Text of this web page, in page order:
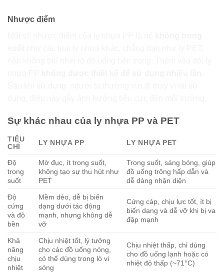
Nhược điểm
Sự khác nhau của ly nhựa PP và PET
TIÊU
CHÍ
LY NHỰA PP LY NHỰA PET
Độ
trong
suốt
Mờ đục, ít trong suốt,
không tạo sự thu hút như
PET
Trong suốt, sáng bóng, giúp
đồ uống trông hấp dẫn và
dễ dàng nhận diện
Độ
cứng
và độ
bền
Mềm dẻo, dễ bị biến
dạng dưới tác động
mạnh, nhưng không dễ
vỡ
Cứng cáp, chịu lực tốt, ít bị
biến dạng và dễ vỡ khi bị va
đập mạnh
Khả
năng
chịu
nhiệt
Chịu nhiệt tốt, lý tưởng
cho các đồ uống nóng,
có thể dùng trong lò vi
sóng
Chịu nhiệt thấp, chỉ dùng
cho đồ uống lạnh hoặc có
nhiệt độ thấp (~71°C)